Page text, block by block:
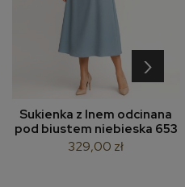
Sukienka z lnem odcinana
pod biustem niebieska 653
329,00 zł
›